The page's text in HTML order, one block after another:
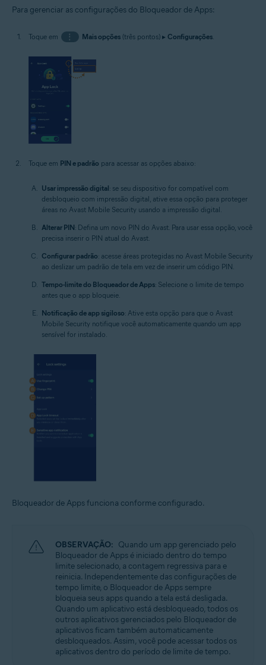
Para gerenciar as configurações do Bloqueador de Apps:
Toque em ⋮ Mais opções(três pontos) ▸ Configurações.
Toque em PIN e padrão para acessar as opções abaixo:
Usar impressão digital: se seu dispositivo for compatível com
desbloqueio com impressão digital, ative essa opção para proteger
áreas no Avast Mobile Security usando a impressão digital.
Alterar PIN: Defina um novo PIN do Avast. Para usar essa opção, você
precisa inserir o PIN atual do Avast.
Configurar padrão: acesse áreas protegidas no Avast Mobile Security
ao deslizar um padrão de tela em vez de inserir um código PIN.
Tempo-limite do Bloqueador de Apps: Selecione o limite de tempo
antes que o app bloqueie.
Notificação de app sigiloso: Ative esta opção para que o Avast
Mobile Security notifique você automaticamente quando um app
sensível for instalado.
Bloqueador de Apps funciona conforme configurado.
OBSERVAÇÃO: Quando um app gerenciado pelo
Bloqueador de Apps é iniciado dentro do tempo
limite selecionado, a contagem regressiva para e
reinicia. Independentemente das configurações de
tempo limite, o Bloqueador de Apps sempre
bloqueia seus apps quando a tela está desligada.
Quando um aplicativo está desbloqueado, todos os
outros aplicativos gerenciados pelo Bloqueador de
aplicativos ficam também automaticamente
desbloqueados. Assim, você pode acessar todos os
aplicativos dentro do período de limite de tempo.